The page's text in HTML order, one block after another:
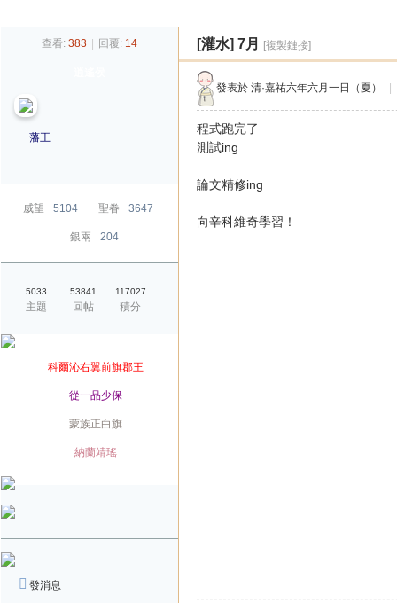
查看: 383 回覆: 14 [灌水] 7月 [複製鏈接]
藩王
威望 5104 聖眷 3647
銀兩 204
5033
主題
53841
回帖
117027
積分
科爾沁右翼前旗郡王
從一品少保
蒙族正白旗
納蘭靖瑤
發消息
發表於 清·嘉祐六年六月一日（夏）
程式跑完了
測試ing
論文精修ing
向辛科維奇學習！